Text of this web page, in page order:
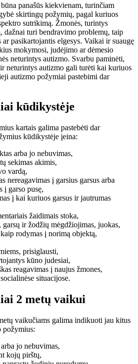
panašūs kiekvienam, turinčiam
skirtingų požymių, pagal kuriuos
sutrikimą. Žmonės, turintys
dažnai turi bendravimo problemų, taip
pasikartojantis elgesys. Vaikai ir suaugę
mokymosi, judėjimo ar dėmesio
neturintys autizmo. Svarbu paminėti,
neturintys autizmo gali turėti kai kuriuos
autizmo požymiai pastebimi dar
kūdikystėje
kartais galima pastebėti dar
kūdikystėje įeina:
arba jo nebuvimas,
sekimas akimis,
vardą,
nereagavimas į garsius garsus arba
į garso pusę,
į kai kuriuos garsus ir jautrumas
žaidimais stoka,
garsų ir žodžių mėgdžiojimas, juokas,
rodymas į norimą objektą,
prisiglausti,
kūno judesiai,
reagavimas į naujus žmones,
situacijose.
2 metų vaikui
vaikučiams galima indikuoti jau kitus
požymius:
jo nebuvimas,
kojų pirštų,